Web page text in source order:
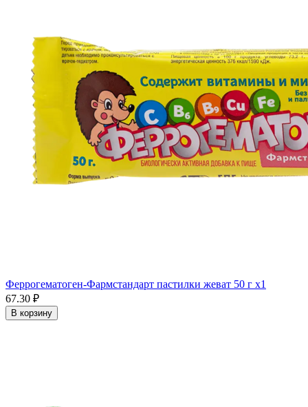
Феррогематоген-Фармстандарт пастилки жеват 50 г x1
67.30 ₽
В корзину